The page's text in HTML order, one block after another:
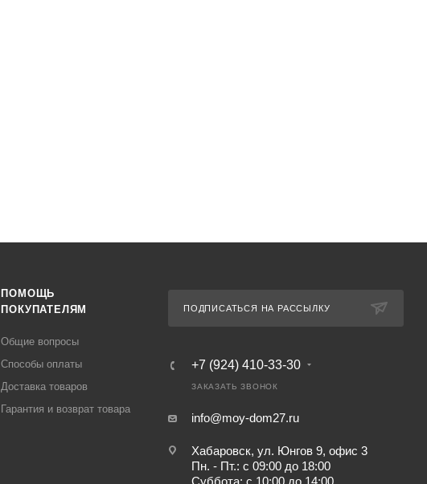
ПОМОЩЬ
ПОКУПАТЕЛЯМ
Общие вопросы
Способы оплаты
Доставка товаров
Гарантия и возврат товара
ПОДПИСАТЬСЯ НА РАССЫЛКУ
+7 (924) 410-33-30
ЗАКАЗАТЬ ЗВОНОК
info@moy-dom27.ru
Хабаровск, ул. Юнгов 9, офис 3
Пн. - Пт.: с 09:00 до 18:00
Суббота: с 10:00 до 14:00